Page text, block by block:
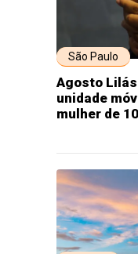
São Paulo
Agosto
unidade
mulher de